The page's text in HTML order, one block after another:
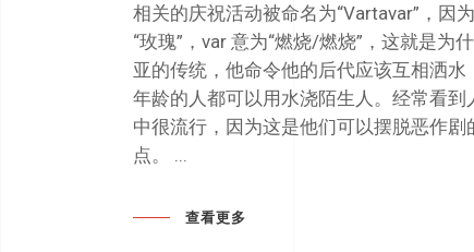
相关的庆祝活动被命名为“Vartavar”，因
“玫瑰”，var 意为“燃烧/燃烧”，这就是
亚的传统，他命令他的后代应该互相洒
年龄的人都可以用水浇陌生人。经常看
中很流行，因为这是他们可以摆脱恶作
点。
查看更多